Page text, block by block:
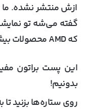
ازش منتشر نشده.
که AMD محصولات بیشتری رو معرفی می‌کنه.
این پست براتون
بدونیم!
روی ستاره‌ها بزنید تا